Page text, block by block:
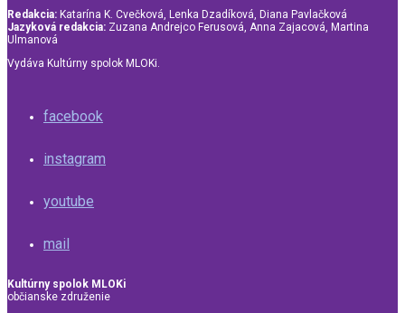
Redakcia: Katarína K. Cvečková, Lenka Dzadíková, Diana Pavlačková
Jazyková redakcia: Zuzana Andrejco Ferusová, Anna Zajacová, Martina
Ulmanová
Vydáva Kultúrny spolok MLOKi.
facebook
instagram
youtube
mail
Kultúrny spolok MLOKi
občianske združenie